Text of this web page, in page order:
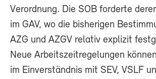
Verordnung. Die SOB forderte
im GAV, wo die bisherigen
AZG und AZGV relativ explizit
Neue Arbeitszeitregelungen
im Einverständnis mit SEV, VSLF